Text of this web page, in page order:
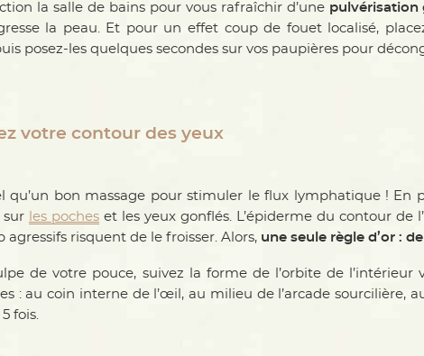
la salle de bains pour vous rafraîchir d’une pulvérisation
la peau. Et pour un effet coup de fouet localisé,
posez-les quelques secondes sur vos paupières pour
votre contour des yeux
qu’un bon massage pour stimuler le flux lymphatique !
sur
les poches et les yeux gonflés. L’épiderme du contour
agressifs risquent de le froisser. Alors, une seule règle d’or :
de votre pouce, suivez la forme de l’orbite de
: au coin interne de l’œil, au milieu de l’arcade sourcilière,
fois.